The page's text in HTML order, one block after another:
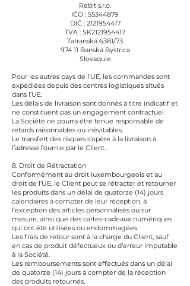
Rebit s.r.o.
IČO : 55344879
DIČ : 2121954417
TVA : SK2121954417
Tatranská 6381/73
974 11 Banská Bystrica
Slovaquie
Pour les autres pays de l’UE, les commandes sont
expédiées depuis des centres logistiques situés
dans l’UE.
Les délais de livraison sont donnés à titre indicatif et
ne constituent pas un engagement contractuel.
La Société ne pourra être tenue responsable de
retards raisonnables ou inévitables.
Le transfert des risques s’opère à la livraison à
l’adresse fournie par le Client.
8. Droit de Rétractation
Conformément au droit luxembourgeois et au
droit de l’UE, le Client peut se rétracter et retourner
les produits dans un délai de quatorze (14) jours
calendaires à compter de leur réception, à
l’exception des articles personnalisés ou sur
mesure, ainsi que des cartes-cadeaux numériques
qui ont été utilisées ou endommagées.
Les frais de retour sont à la charge du Client, sauf
en cas de produit défectueux ou d’erreur imputable
à la Société.
Les remboursements sont effectués dans un délai
de quatorze (14) jours à compter de la réception
des produits retournés.